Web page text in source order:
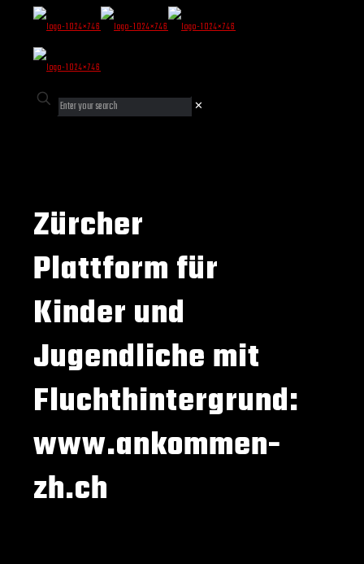
✕
Zürcher
Plattform für
Kinder und
Jugendliche mit
Fluchthintergrund:
www.ankommen-
zh.ch